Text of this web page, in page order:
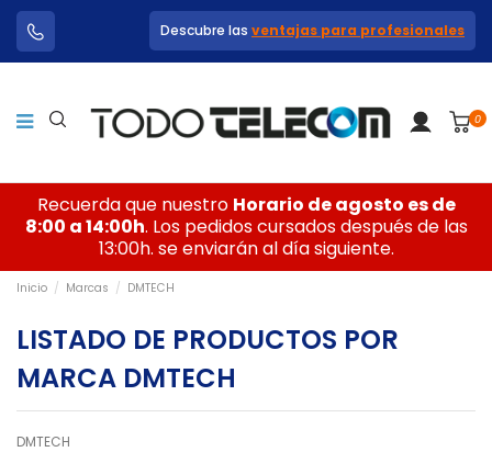
Descubre las ventajas para profesionales
0
Recuerda que nuestro Horario de agosto es de
8:00 a 14:00h. Los pedidos cursados después de las
13:00h. se enviarán al día siguiente.
Inicio Marcas DMTECH
LISTADO DE PRODUCTOS POR
MARCA DMTECH
DMTECH